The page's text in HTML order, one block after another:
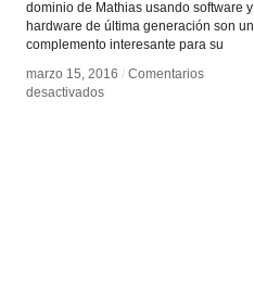
dominio de Mathias usando software y
hardware de última generación son un
complemento interesante para su
marzo 15, 2016 / Comentarios
desactivadosen
marzo 15, 2016 / Comentarios
desactivadosen